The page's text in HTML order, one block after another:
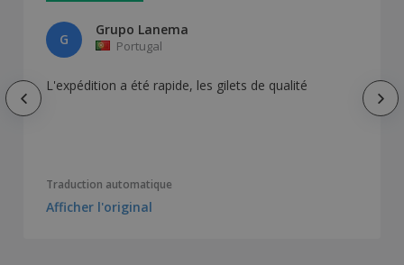
G
Grupo Lanema
Portugal
L'expédition a été rapide, les gilets de qualité
Traduction automatique
Afficher l'original